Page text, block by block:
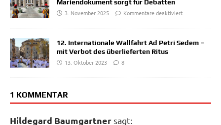
Mariendokument sorgt für Debatten
3. November 2025
Kommentare deaktiviert
12. Internationale Wallfahrt Ad Petri Sedem –
mit Verbot des überlieferten Ritus
13. Oktober 2023
8
1 KOMMENTAR
Hildegard Baumgartner sagt: